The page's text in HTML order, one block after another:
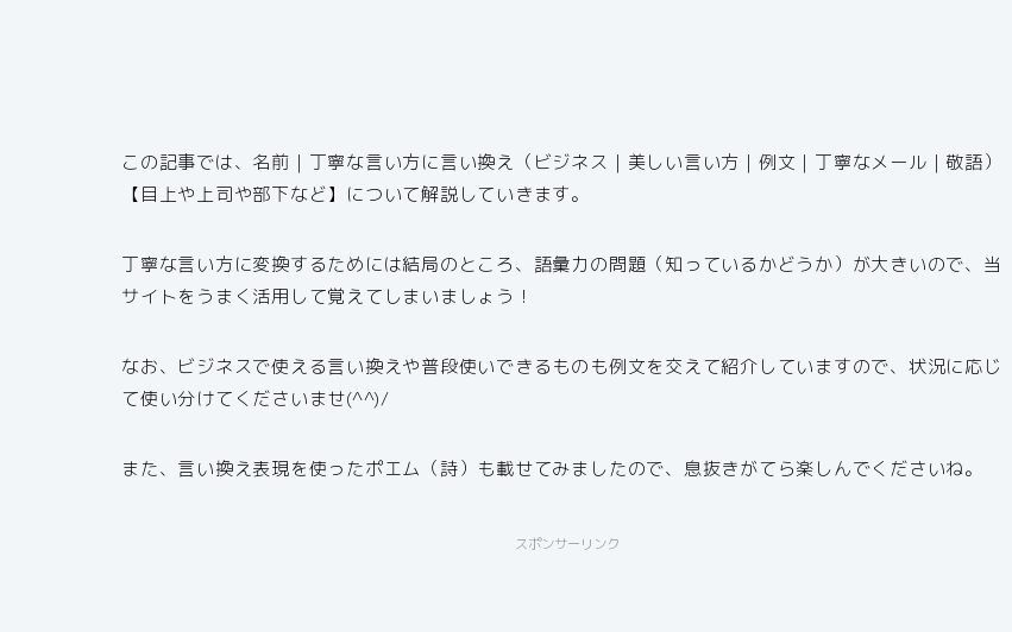
この記事では、名前｜丁寧な言い方に言い換え（ビジネス｜美しい言い方｜例文｜丁寧なメール｜敬語）
【目上や上司や部下など】について解説していきます。
丁寧な言い方に変換するためには結局のところ、語彙力の問題（知っているかどうか）が大きいので、当
サイトをうまく活用して覚えてしまいましょう！
なお、ビジネスで使える言い換えや普段使いできるものも例文を交えて紹介していますので、状況に応じ
て使い分けてくださいませ(^^)/
また、言い換え表現を使ったポエム（詩）も載せてみましたので、息抜きがてら楽しんでくださいね。
スポンサーリンク